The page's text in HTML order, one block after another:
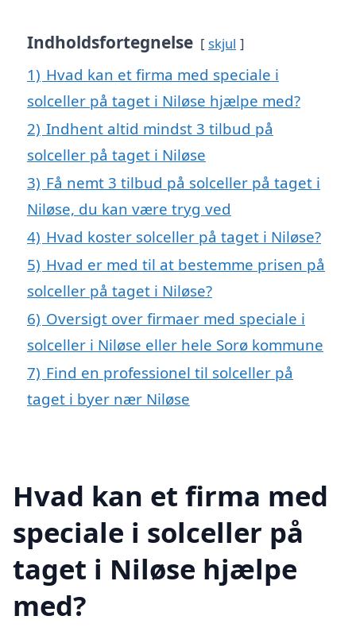
Indholdsfortegnelse skjul
1) Hvad kan et firma med speciale i
solceller på taget i Niløse hjælpe med?
2) Indhent altid mindst 3 tilbud på
solceller på taget i Niløse
3) Få nemt 3 tilbud på solceller på taget i
Niløse, du kan være tryg ved
4) Hvad koster solceller på taget i Niløse?
5) Hvad er med til at bestemme prisen på
solceller på taget i Niløse?
6) Oversigt over firmaer med speciale i
solceller i Niløse eller hele Sorø kommune
7) Find en professionel til solceller på
taget i byer nær Niløse
Hvad kan et firma med
speciale i solceller på
taget i Niløse hjælpe
med?